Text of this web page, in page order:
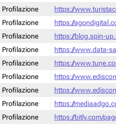
Profilazione
https://
Profilazione
https://
Profilazione
https://blog.spin-
Profilazione
https://www.data-
Profilazione
https://
Profilazione
https://
Profilazione
https://
Profilazione
https://
Profilazione https://bitly.com/